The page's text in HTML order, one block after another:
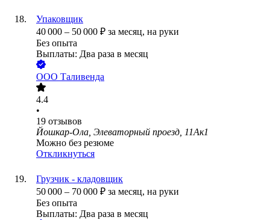
Упаковщик
40 000 – 50 000 ₽ за месяц, на руки
Без опыта
Выплаты: Два раза в месяц
ООО Таливенда
4.4
•
19 отзывов
Йошкар-Ола, Элеваторный проезд, 11Ак1
Можно без резюме
Откликнуться
Грузчик - кладовщик
50 000 – 70 000 ₽ за месяц, на руки
Без опыта
Выплаты: Два раза в месяц